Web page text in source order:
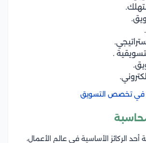
.
في تخصص التسويق
الركائز الأساسية في عالم الأعمال،